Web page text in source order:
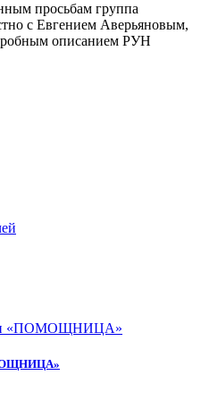
просьбам группа
с Евгением Аверьяновым,
описанием РУН